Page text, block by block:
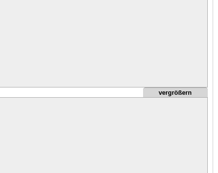
vergrößern